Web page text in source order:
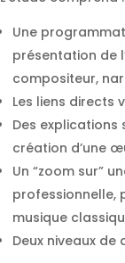
Une
présentation de
compositeur,
Les liens directs
Des explications
création d’une
Un “zoom sur”
professionnelle,
musique
Deux niveaux de